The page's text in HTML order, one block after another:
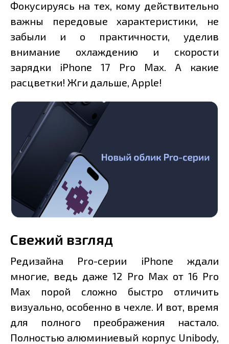
Фокусируясь на тех, кому действительно
важны передовые характеристики, не
забыли и о практичности, уделив
внимание охлаждению и скорости
зарядки iPhone 17 Pro Max. А какие
расцветки! Жги дальше, Apple!
Свежий взгляд
Редизайна Pro-серии iPhone ждали
многие, ведь даже 12 Pro Max от 16 Pro
Max порой сложно быстро отличить
визуально, особенно в чехле. И вот, время
для полного преображения настало.
Полностью алюминиевый корпус Unibody,